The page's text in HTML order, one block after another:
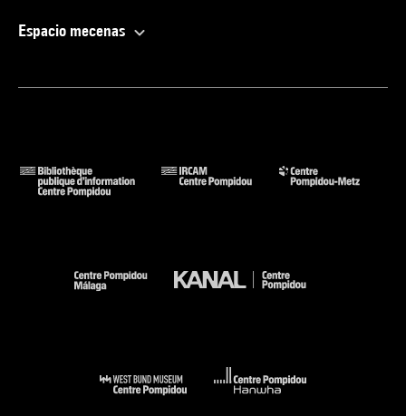
Espacio mecenas